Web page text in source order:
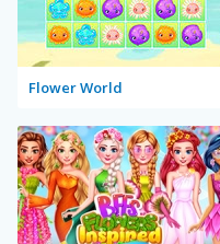
Flower World